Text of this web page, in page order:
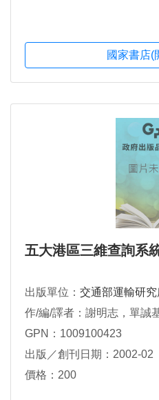
國家書店(
五大港區三維查詢系
出版單位： 交通部運輸研究
作/編/譯者：謝明志，單誠
GPN：1009100423
出版／創刊日期：2002-02
價格：200